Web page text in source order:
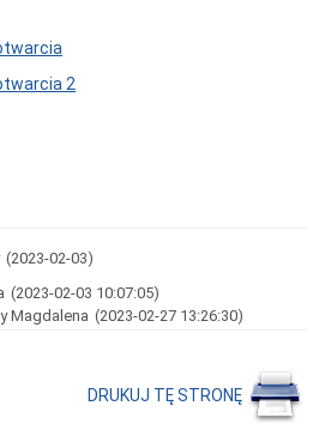
2
(2023-02-03)
(2023-02-03 10:07:05)
Magdalena (2023-02-27 13:26:30)
DRUKUJ TĘ STRONĘ